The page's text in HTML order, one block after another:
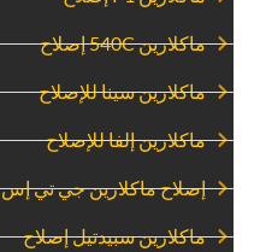
‏ماكلارين 540C إصلاح‏
‏ماكلارين سينا للإصلاح‏
‏ماكلارين إلفا للإصلاح‏
‏إصلاح ماكلارين جي تي إس‏
‏ماكلارين سبيدتيل إصلاح‏